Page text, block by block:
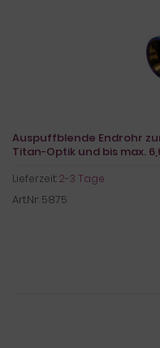
Auspuffblende Endrohr
Titan-Optik und bis max.
Lieferzeit:2-3 Tage
Art.Nr: 5875